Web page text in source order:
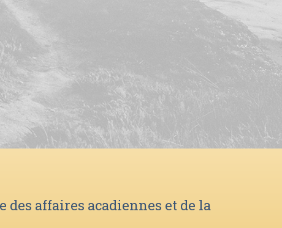
affaires acadiennes et de la